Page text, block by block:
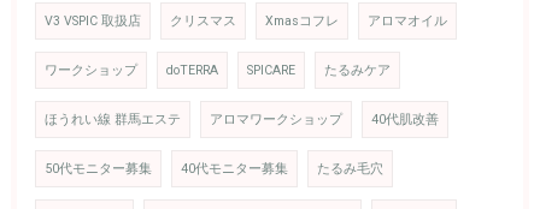
V3 VSPIC 取扱店 クリスマス Xmasコフレ アロマオイル
ワークショップ doTERRA SPICARE たるみケア
ほうれい線 群馬エステ アロマワークショップ 40代肌改善
50代モニター募集 40代モニター募集 たるみ毛穴